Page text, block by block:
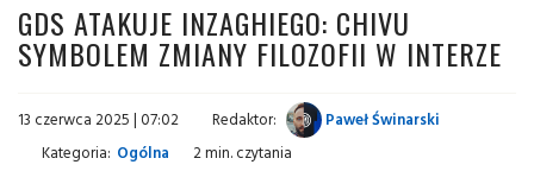
GDS ATAKUJE INZAGHIEGO: CHIVU
SYMBOLEM ZMIANY FILOZOFII W INTERZE
13 czerwca 2025 | 07:02 Redaktor:
Paweł Świnarski
Kategoria: Ogólna 2 min. czytania